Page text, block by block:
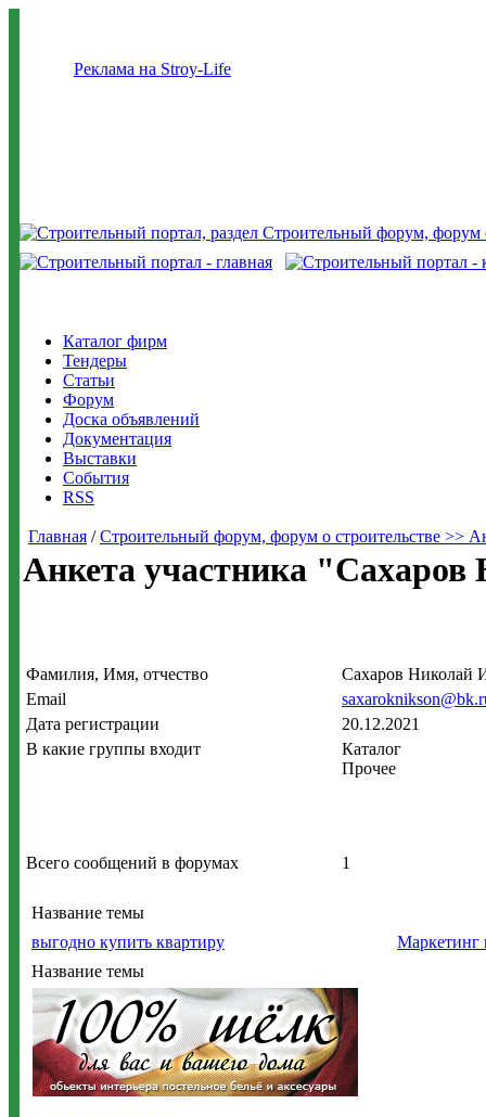
Реклама на Stroy-Life
Каталог фирм
Тендеры
Статьи
Форум
Доска объявлений
Документация
Выставки
События
RSS
Главная /Строительный форум, форум о строительстве >>
Анкета участника
Фамилия, Имя, отчество
Сахаров Николай
Email
Дата регистрации
20.12.2021
В какие группы входит
Каталог
Прочее
Всего сообщений в форумах 1
Название темы
выгодно купить квартиру
Маркетинг
Название темы